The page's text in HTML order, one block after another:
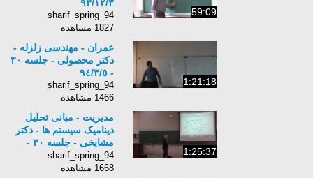
59:09
٩٣/١٢/٣
sharif_spring_94
1827 مشاهده
1:21:18
عمران - مهندسی زلزله -
دکتر محصولی - جلسه ٣٠
- ٩٤/٣/٥
sharif_spring_94
1466 مشاهده
1:25:37
مدیریت - مبانی تحلیل
دینامیک سیستم ها - دکتر
مشایخی - جلسه ٣٠ -
٩٤/٣/٣
sharif_spring_94
1668 مشاهده